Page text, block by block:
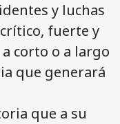
y luchas
fuerte y
corto o a largo
que generará
que a su